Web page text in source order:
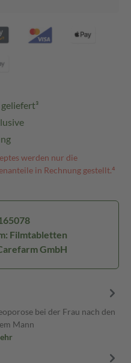
werden nur die
in Rechnung gestellt.⁴
Filmtabletten
GmbH
bei der Frau nach den
Mann